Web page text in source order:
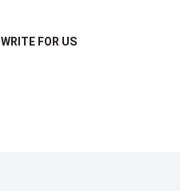
WRITE FOR US